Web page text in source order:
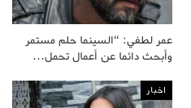
عمر لطفي: “السينما حلم مستمر
وأبحث دائما عن أعمال تحمل…
اخبار